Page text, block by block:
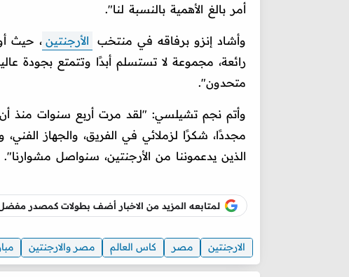
أمر بالغ الأهمية بالنسبة لنا".
وأشاد إنزو برفاقه في منتخب الأرجنتين ، حيث
رائعة، مجموعة لا تستسلم أبدًا وتتمتع بجودة
متحدون".
وأتم نجم تشيلسي: "لقد مرت أربع سنوات منذ أن
مجددًا، شكرًا لزملائي في الفريق، والجهاز
الذين يدعموننا من الأرجنتين، سنواصل مشوارنا".
لمتابعه المزيد من الاخبار أضف بطولات كمصدر
الارجنتين مصر كاس العالم مصر والارجنتين